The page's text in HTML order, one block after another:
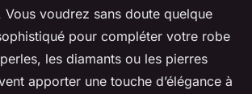
Vous voudrez sans doute quelque
pour compléter votre robe
les diamants ou les pierres
apporter une touche d’élégance à